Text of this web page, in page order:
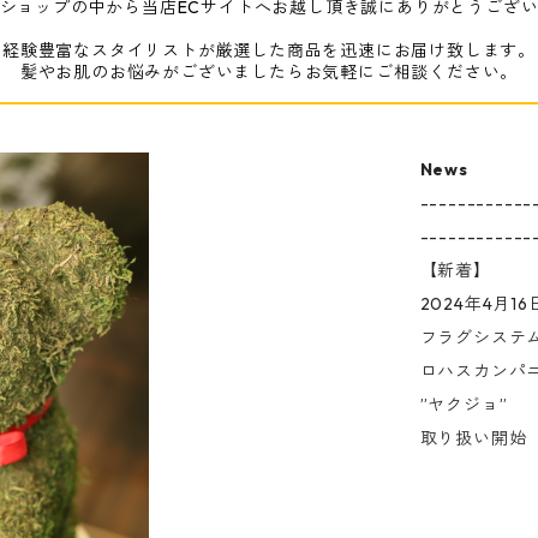
ョップの中から当店ECサイトへお越し頂き誠にありがとうござい
経験豊富なスタイリストが厳選した商品を迅速にお届け致します。
髪やお肌のお悩みがございましたらお気軽にご相談ください。
News
【新着】
2024年4月16
フラグシステ
ロハスカンパ
”ヤクジョ”
取り扱い開始